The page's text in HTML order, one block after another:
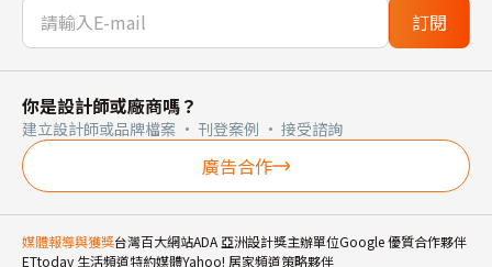
訂閱
你是設計師或廠商嗎？
建立設計師或品牌檔案 · 刊登案例 · 接受諮詢
廣告合作
媒體報導與獲獎台灣百大網站ADA 亞洲設計獎主辦單位Google 優質合作夥伴
ETtoday 生活頻道特約媒體Yahoo! 居家頻道策略夥伴